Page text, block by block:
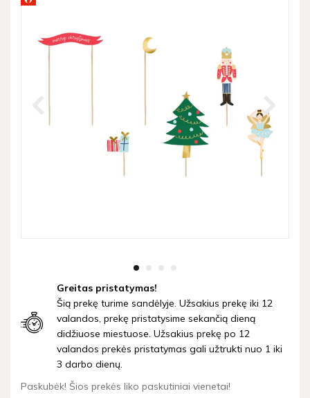
Greitas pristatymas!
Šią prekę turime sandėlyje. Užsakius prekę iki 12
valandos, prekę pristatysime sekančią dieną
didžiuose miestuose. Užsakius prekę po 12
valandos prekės pristatymas gali užtrukti nuo 1 iki
3 darbo dienų.
Paskubėk! Šios prekės liko paskutiniai vienetai!